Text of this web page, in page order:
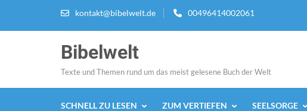
kontakt@bibelwelt.de 00496414002061
Bibelwelt
Texte und Themen rund um das meist gelesene Buch der Welt
SCHNELL ZU LESEN ZUM VERTIEFEN SEELSORGE